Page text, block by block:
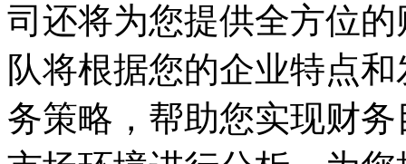
司还将为您提供全方位
队将根据您的企业特点
务策略，帮助您实现财